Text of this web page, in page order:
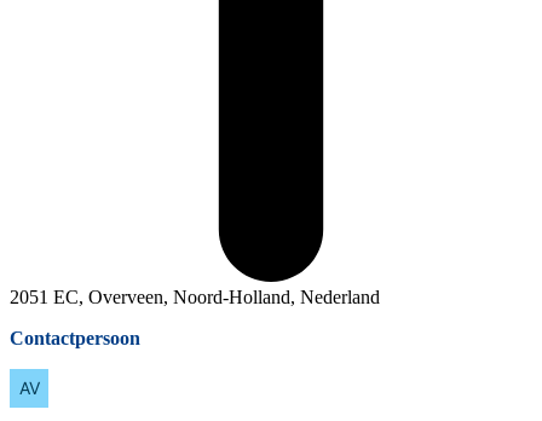
2051 EC, Overveen, Noord-Holland, Nederland
Contactpersoon